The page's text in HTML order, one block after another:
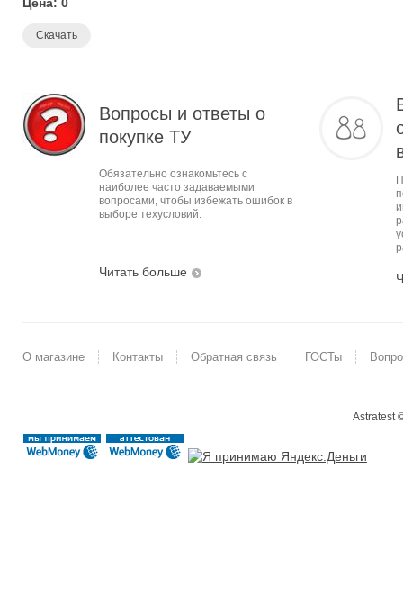
Скачать
Вопросы и ответы о
покупке ТУ
Обязательно ознакомьтесь с
наиболее часто задаваемыми
вопросами, чтобы избежать ошибок в
выборе техусловий.
Читать больше
О магазине Контакты Обратная связь ГОСТы
Astratest